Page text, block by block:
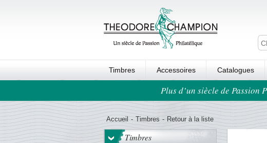
Timbres Accessoires Catalogues
Ordre au panierPlus d’un siècle de Passion
Accueil - Timbres - Retour à la liste
Timbres